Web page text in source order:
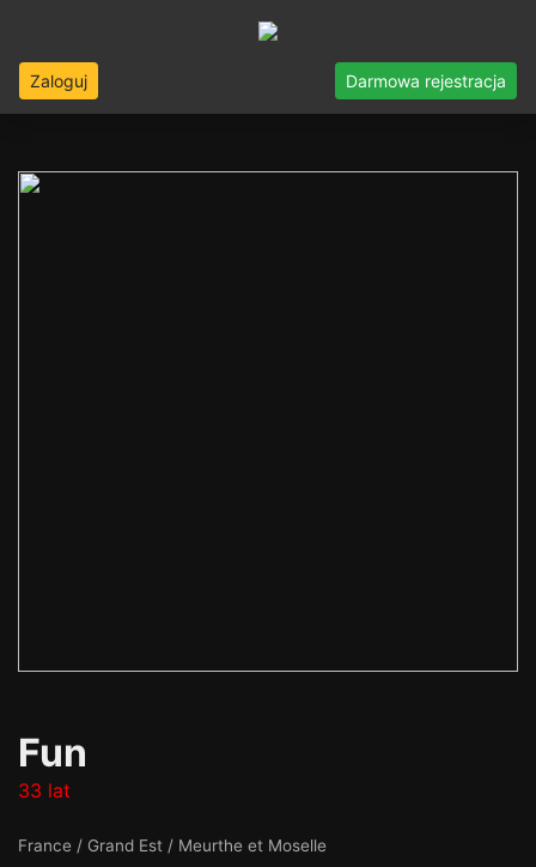
Zaloguj Darmowa rejestracja
Fun
33 lat
France / Grand Est / Meurthe et Moselle